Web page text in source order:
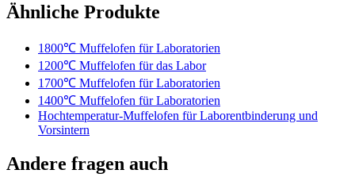
Ähnliche Produkte
1800℃ Muffelofen für Laboratorien
1200℃ Muffelofen für das Labor
1700℃ Muffelofen für Laboratorien
1400℃ Muffelofen für Laboratorien
Hochtemperatur-Muffelofen für Laborentbinderung und
Vorsintern
Andere fragen auch